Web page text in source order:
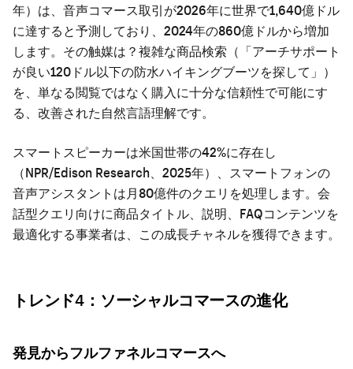
年）は、音声コマース取引が2026年に世界で1,640億ドル
に達すると予測しており、2024年の860億ドルから増加
します。その触媒は？複雑な商品検索（「アーチサポート
が良い120ドル以下の防水ハイキングブーツを探して」）
を、単なる閲覧ではなく購入に十分な信頼性で可能にす
る、改善された自然言語理解です。
スマートスピーカーは米国世帯の42%に存在し
（NPR/Edison Research、2025年）、スマートフォンの
音声アシスタントは月80億件のクエリを処理します。会
話型クエリ向けに商品タイトル、説明、FAQコンテンツを
最適化する事業者は、この成長チャネルを獲得できます。
トレンド4：ソーシャルコマースの進化
発見からフルファネルコマースへ